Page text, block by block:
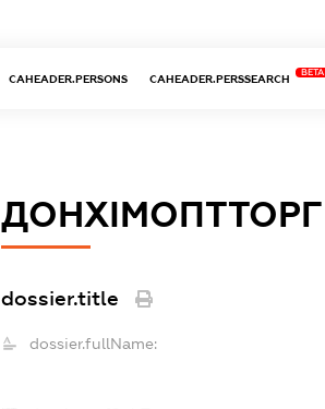
CAHEADER.PERSONS CAHEADER.PERSSEARCH
BETA
ДОНХІМОПТТОРГ
dossier.title
dossier.fullName: